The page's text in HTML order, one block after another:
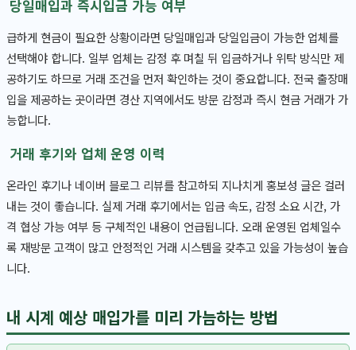
당일매입과 즉시입금 가능 여부
급하게 현금이 필요한 상황이라면 당일매입과 당일입금이 가능한 업체를
선택해야 합니다. 일부 업체는 감정 후 며칠 뒤 입금하거나 위탁 방식만 제
공하기도 하므로 거래 조건을 먼저 확인하는 것이 중요합니다. 전국 출장매
입을 제공하는 곳이라면 경산 지역에서도 방문 감정과 즉시 현금 거래가 가
능합니다.
거래 후기와 업체 운영 이력
온라인 후기나 네이버 블로그 리뷰를 참고하되 지나치게 홍보성 글은 걸러
내는 것이 좋습니다. 실제 거래 후기에서는 입금 속도, 감정 소요 시간, 가
격 협상 가능 여부 등 구체적인 내용이 언급됩니다. 오래 운영된 업체일수
록 재방문 고객이 많고 안정적인 거래 시스템을 갖추고 있을 가능성이 높습
니다.
내 시계 예상 매입가를 미리 가늠하는 방법